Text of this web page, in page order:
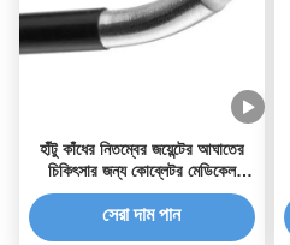
হাঁটু কাঁধের নিতম্বের জয়েন্টের আঘাতের
চিকিৎসার জন্য কোব্লেটর মেডিকেল
সার্জিক্যাল ইনস্ট্রুমেন্ট প্রোব
সেরা দাম পান